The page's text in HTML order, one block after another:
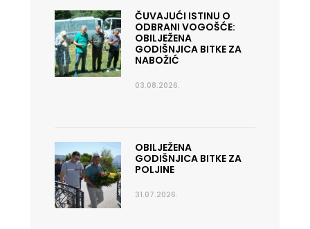
ČUVAJUĆI ISTINU O
ODBRANI VOGOŠĆE:
OBILJEŽENA
GODIŠNJICA BITKE ZA
NABOŽIĆ
03.08.2026.
OBILJEŽENA
GODIŠNJICA BITKE ZA
POLJINE
31.07.2026.